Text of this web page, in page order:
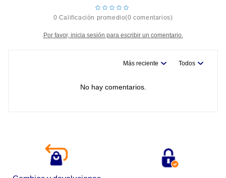
☆☆☆☆
☆
0 Calificación promedio(0 comentarios)
Por favor, inicia sesión para escribir un comentario.
Más reciente Todos
No hay comentarios.